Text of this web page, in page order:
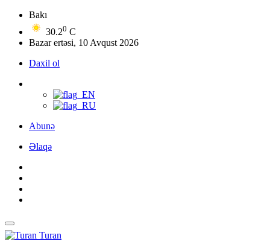
Bakı
30.20 C
Bazar ertəsi, 10 Avqust 2026
Daxil ol
Abunə
Əlaqə
Turan